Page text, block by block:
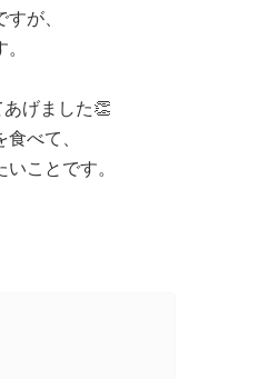
が、
げました👏
べて、
ことです。